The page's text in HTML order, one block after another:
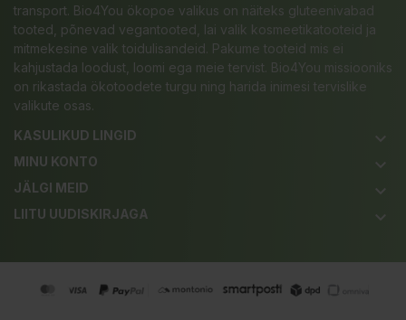
transport. Bio4You ökopoe valikus on näiteks gluteenivabad
tooted, põnevad vegantooted, lai valik kosmeetikatooteid ja
mitmekesine valik toidulisandeid. Pakume tooteid mis ei
kahjustada loodust, loomi ega meie tervist. Bio4You missiooniks
on rikastada ökotoodete turgu ning harida inimesi tervislike
valikute osas.
KASULIKUD LINGID
keyboard_arrow_down
MINU KONTO keyboard_arrow_down
JÄLGI MEID keyboard_arrow_down
LIITU UUDISKIRJAGA keyboard_arrow_down